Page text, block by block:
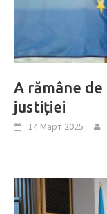
A rămâne
justiției
14 Март 2025